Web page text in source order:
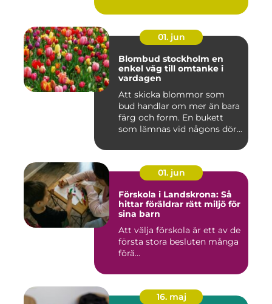
01. jun
Blombud stockholm en
enkel väg till omtanke i
vardagen
Att skicka blommor som
bud handlar om mer än bara
färg och form. En bukett
som lämnas vid någons dör...
01. jun
Förskola i Landskrona: Så
hittar föräldrar rätt miljö för
sina barn
Att välja förskola är ett av de
första stora besluten många
förä...
16. maj